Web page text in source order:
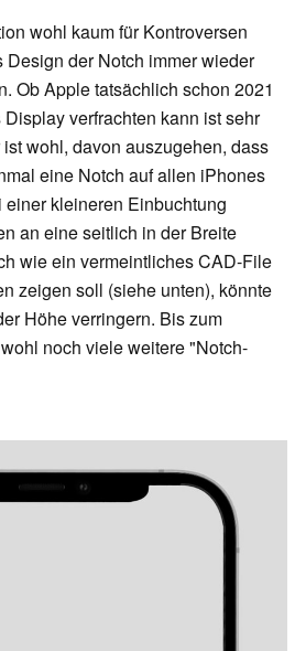
wohl kaum für Kontroversen
Design der Notch immer wieder
Ob Apple tatsächlich schon 2021
verfrachten kann ist sehr
wohl, davon auszugehen, dass
eine Notch auf allen iPhones
kleineren Einbuchtung
an eine seitlich in der Breite
wie ein vermeintliches CAD-File
zeigen soll (siehe unten), könnte
Höhe verringern. Bis zum
noch viele weitere "Notch-